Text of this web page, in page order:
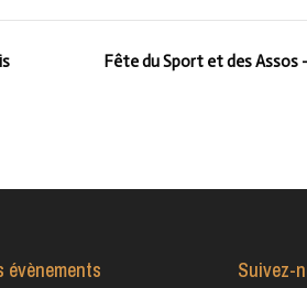
Fête du Sport et des Assos
évènements
Suivez-